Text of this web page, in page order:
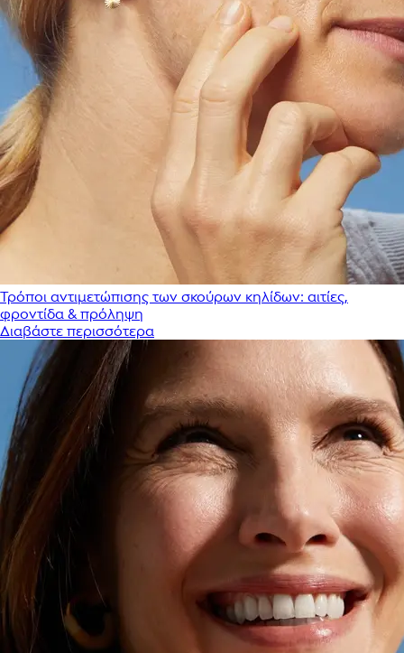
Τρόποι αντιμετώπισης των σκούρων κηλίδων: αιτίες,
φροντίδα & πρόληψη
Διαβάστε περισσότερα